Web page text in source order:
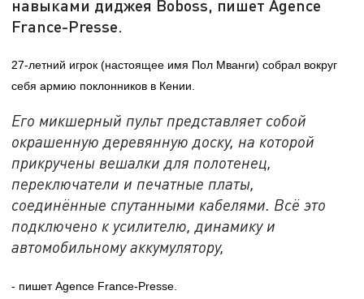
навыками диджея Boboss, пишет Agence
France-Presse.
27-летний игрок (настоящее имя Пол Мванги) собрал вокруг
себя армию поклонников в Кении.
Его микшерный пульт представляет собой
окрашенную деревянную доску, на которой
прикручены вешалки для полотенец,
переключатели и печатные платы,
соединённые спутанными кабелями. Всё это
подключено к усилителю, динамику и
автомобильному аккумулятору,
- пишет Agence France-Presse.